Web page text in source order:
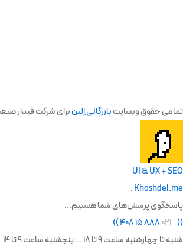
تمامی حقوق وبسایتبازرگانی اِلینبرای شرکت فیدار
UI & UX + SEO
Khoshdel.me
.
پاسخگوی پرسش‌های شما هستیم...
(
( ۰۲۱ )
)
شنبه تا چهارشنبه ساعت 9 تا 18 ... پنجشنبه ساعت 9 تا 14